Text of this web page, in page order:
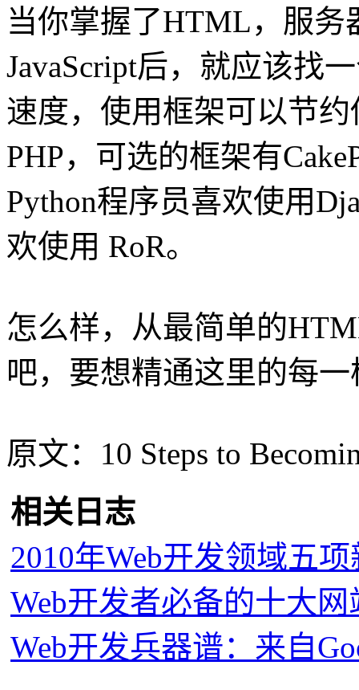
当你掌握了HTML，服务
JavaScript后，就应该找
速度，使用框架可以节
PHP，可选的框架有
Python程序员喜欢使用
欢使用 RoR。
怎么样，从最简单的
吧，要想精通这里的每
原文：10 Steps to
相关日志
2010年Web开发领域五
Web开发者必备的十大网
Web开发兵器谱：来自